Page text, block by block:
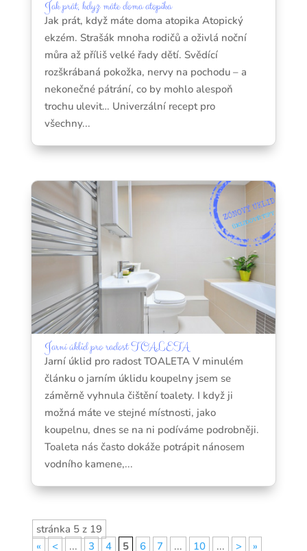
Jak prát, když máte doma atopika
Jak prát, když máte doma atopika Atopický
ekzém. Strašák mnoha rodičů a oživlá noční
můra až příliš velké řady dětí. Svědící
rozškrábaná pokožka, nervy na pochodu – a
nekonečné pátrání, co by mohlo alespoň
trochu ulevit… Univerzální recept pro
všechny...
Jarní úklid pro radost TOALETA
Jarní úklid pro radost TOALETA V minulém
článku o jarním úklidu koupelny jsem se
záměrně vyhnula čištění toalety. I když ji
možná máte ve stejné místnosti, jako
koupelnu, dnes se na ni podíváme podrobněji.
Toaleta nás často dokáže potrápit nánosem
vodního kamene,...
stránka 5 z 19
«
< ... 3 4 5 6 7 ... 10 ... > »